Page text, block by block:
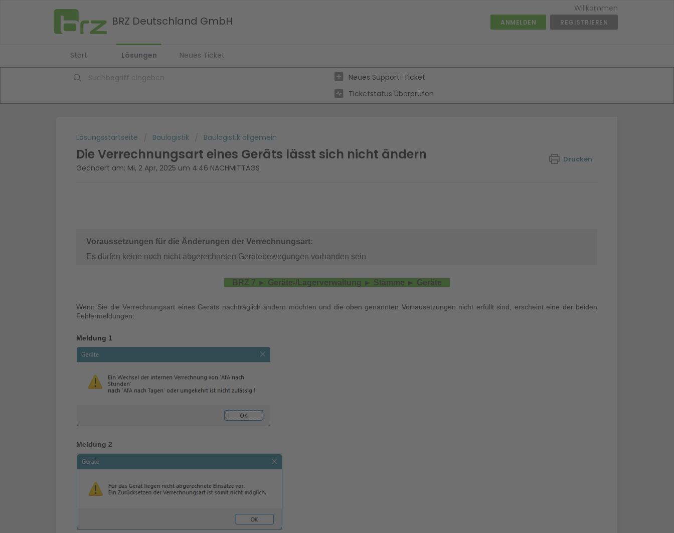
BRZ Deutschland GmbH
Willkommen
ANMELDEN REGISTRIEREN
Start Lösungen Neues Ticket
Neues Support-Ticket
Ticketstatus Überprüfen
Lösungsstartseite Baulogistik Baulogistik allgemein
Die Verrechnungsart eines Geräts lässt sich nicht ändern Drucken
Geändert am: Mi, 2 Apr, 2025 um 4:46 NACHMITTAGS
Voraussetzungen für die Änderungen der Verrechnungsart:
Es dürfen keine noch nicht abgerechneten Gerätebewegungen vorhanden sein
BRZ 7 ► Geräte-/Lagerverwaltung ► Stämme ► Geräte
Wenn Sie die Verrechnungsart eines Geräts nachträglich ändern möchten und die oben genannten Vorrausetzungen nicht erfüllt sind, erscheint eine der beiden
Fehlermeldungen:
Meldung 1
Meldung 2